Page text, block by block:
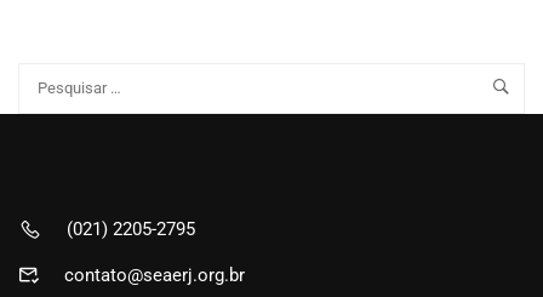
(021) 2205-2795
contato@seaerj.org.br